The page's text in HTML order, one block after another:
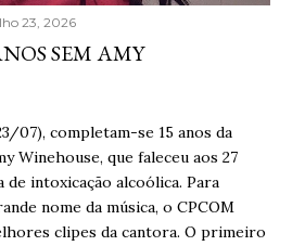
23, 2026
SEM AMY
07), completam-se 15 anos da
Winehouse, que faleceu aos 27
de intoxicação alcoólica. Para
nome da música, o CPCOM
clipes da cantora. O primeiro